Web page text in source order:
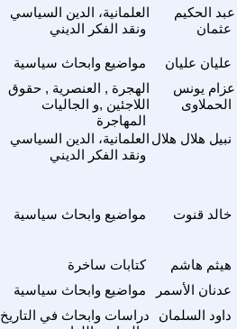
العلمانية، الدين السياسي
ونقد الفكر الديني
عبد الحكيم
عثمان
مواضيع وابحاث سياسية عليان عليان
الهجرة , العنصرية , حقوق
اللاجئين ,و الجاليات
المهاجرة
عزام يونس
الحملاوى
العلمانية، الدين السياسي
ونقد الفكر الديني
نبيل هلال هلال
مواضيع وابحاث سياسية خالد قنوت
كتابات ساخرة هيثم هاشم
مواضيع وابحاث سياسية
عدنان الأسمر
دراسات وابحاث في التاريخ
داود السلمان